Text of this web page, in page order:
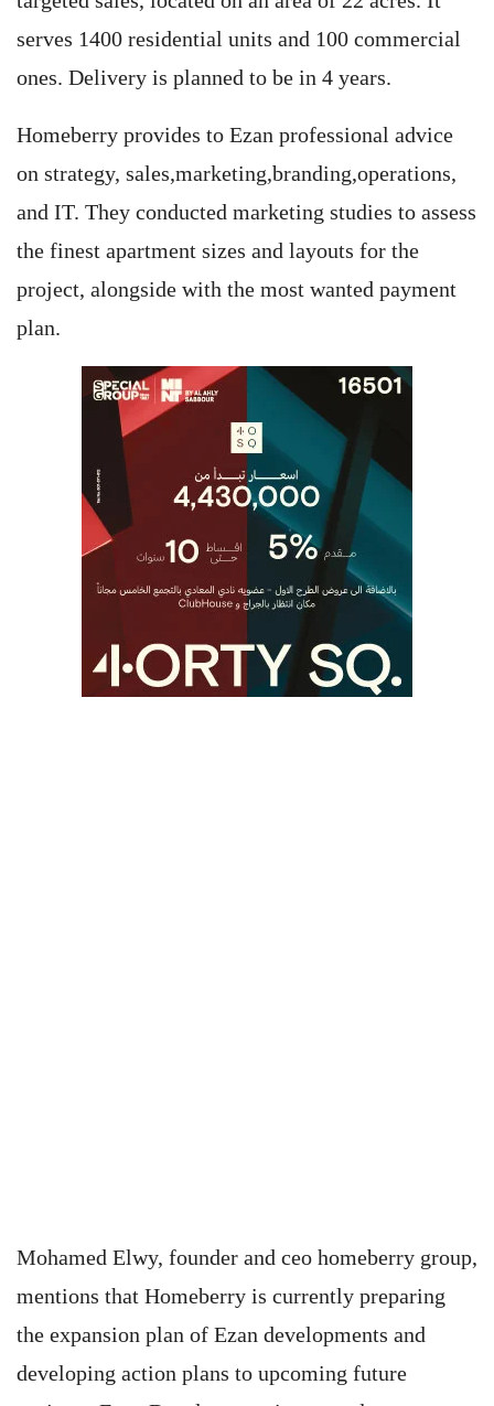
serves 1400 residential units and 100 commercial
ones. Delivery is planned to be in 4 years.
Homeberry provides to Ezan professional advice
on strategy, sales,marketing,branding,operations,
and IT. They conducted marketing studies to assess
the finest apartment sizes and layouts for the
project, alongside with the most wanted payment
plan.
Mohamed Elwy, founder and ceo homeberry group,
mentions that Homeberry is currently preparing
the expansion plan of Ezan developments and
developing action plans to upcoming future